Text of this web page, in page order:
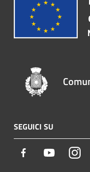
SEGUICI SU
Facebook Youtube